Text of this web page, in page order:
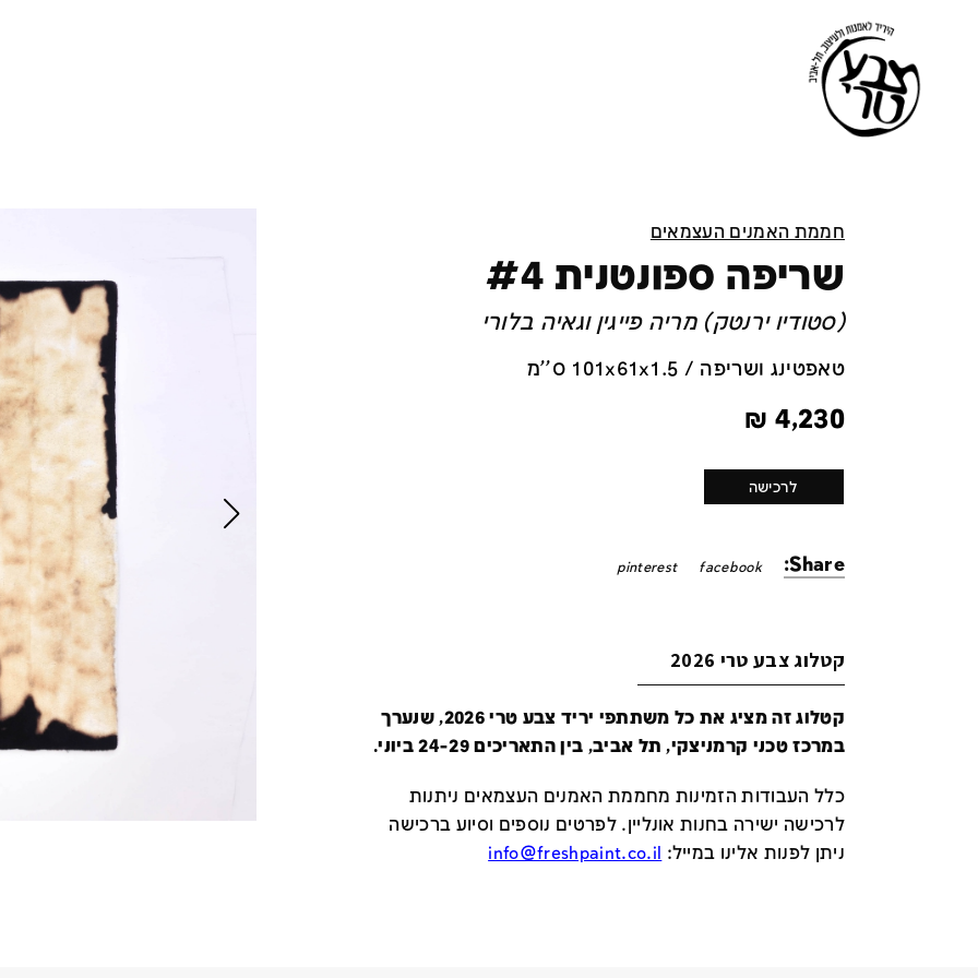
חממת האמנים העצמאים
שריפה ספונטנית #4
(סטודיו ירנטק) מריה פייגין וגאיה בלורי
טאפטינג ושריפה / 101x61x1.5 ס''מ
4,230
₪
לרכישה
Share:
facebook
pinterest
קטלוג צבע טרי 2026
קטלוג זה מציג את כל משתתפי יריד צבע טרי 2026, שנערך
במרכז טכני קרמניצקי, תל אביב, בין התאריכים 24-29 ביוני.
כלל העבודות הזמינות מחממת האמנים העצמאים ניתנות
לרכישה ישירה בחנות אונליין.לפרטים נוספים וסיוע ברכישה
ניתן לפנות אלינו במייל:
info@freshpaint.co.il